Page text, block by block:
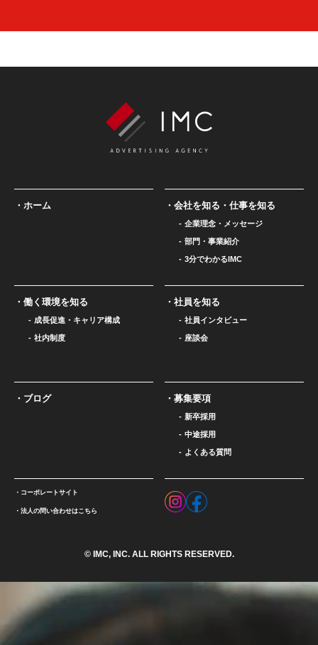
ホーム 会社を知る・仕事を知る
企業理念・メッセージ
部門・事業紹介
3分でわかるIMC
働く環境を知る
成長促進・キャリア構成
社内制度
社員を知る
社員インタビュー
座談会
ブログ 募集要項
新卒採用
中途採用
よくある質問
コーポレートサイト
法人の問い合わせはこちら
© IMC, INC. ALL RIGHTS RESERVED.